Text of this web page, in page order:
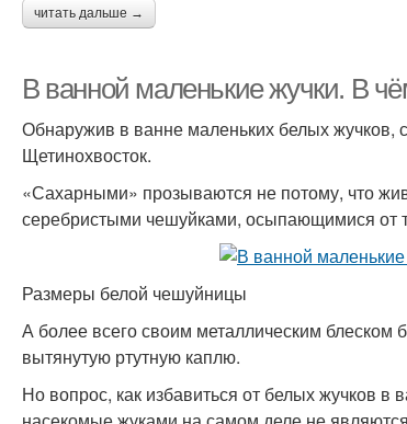
читать дальше →
В ванной маленькие жучки. В
Обнаружив в ванне маленьких белых жучков,
Щетинохвосток.
«Сахарными» прозываются не потому, что
серебристыми чешуйками, осыпающимися от
Размеры белой чешуйницы
А более всего своим металлическим
вытянутую ртутную каплю.
Но вопрос, как избавиться от белых жучков в